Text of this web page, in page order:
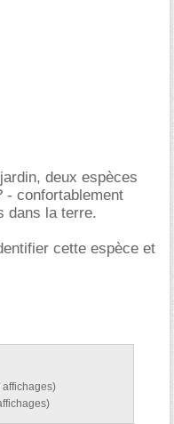
deux espèces
- confortablement
dans la terre.
cette espèce et
affichages)